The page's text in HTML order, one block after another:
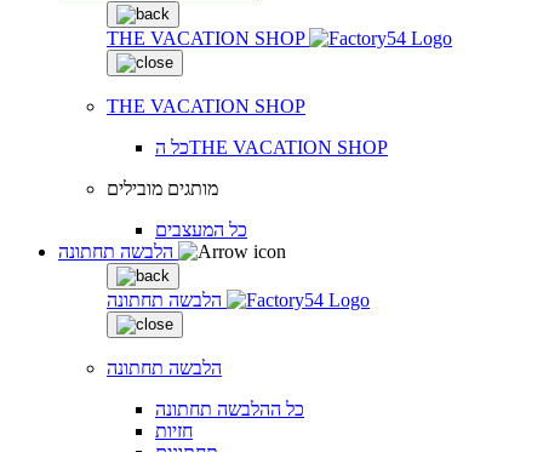
THE VACATION SHOP
THE VACATION SHOP
כל הTHE VACATION SHOP
מותגים מובילים
כל המעצבים
הלבשה תחתונה
הלבשה תחתונה
כל ההלבשה תחתונה
חזיות